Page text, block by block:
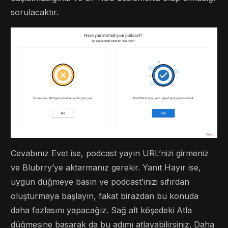
sorulacaktır.
Cevabınız Evet ise, podcast yayın URL’nizi girmeniz
ve Blubrry’ye aktarmanız gerekir. Yanıt Hayır ise,
uygun düğmeye basın ve podcast’inizi sıfırdan
oluşturmaya başlayın, fakat birazdan bu konuda
daha fazlasını yapacağız. Sağ alt köşedeki Atla
düğmesine basarak da bu adımı atlayabilirsiniz. Daha